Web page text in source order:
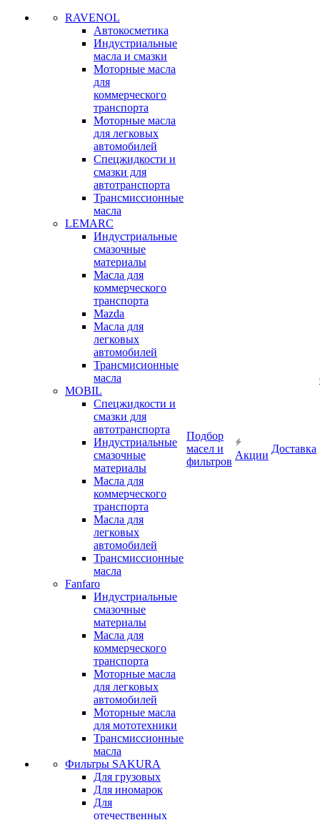
RAVENOL
Автокосметика
Индустриальные
масла и смазки
Моторные масла
для
коммерческого
транспорта
Моторные масла
для легковых
автомобилей
Спецжидкости и
смазки для
автотранспорта
Трансмиссионные
масла
LEMARC
Индустриальные
смазочные
материалы
Масла для
коммерческого
транспорта
Mazda
Масла для
легковых
автомобилей
Трансмисионные
масла
MOBIL
Cпецжидкости и
смазки для
автотранспорта
Индустриальные
смазочные
материалы
Масла для
коммерческого
транспорта
Масла для
легковых
автомобилей
Трансмиссионные
масла
Fanfaro
Индустриальные
смазочные
материалы
Масла для
коммерческого
транспорта
Моторные масла
для легковых
автомобилей
Моторные масла
для мототехники
Трансмиссионные
масла
Фильтры SAKURA
Для грузовых
Для иномарок
Для
отечественных
Подбор
масел и
фильтров
Акции
Доставка